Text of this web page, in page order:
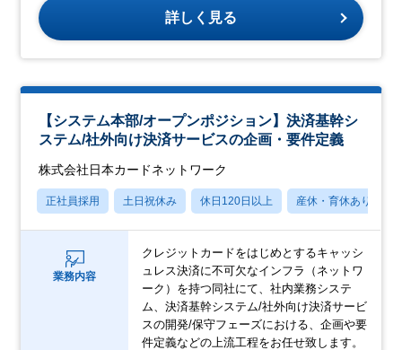
詳しく見る
【システム本部/オープンポジション】決済基幹シ
ステム/社外向け決済サービスの企画・要件定義
株式会社日本カードネットワーク
正社員採用 土日祝休み 休日120日以上 産休・育休あり
業務内容
クレジットカードをはじめとするキャッシ
ュレス決済に不可欠なインフラ（ネットワ
ーク）を持つ同社にて、社内業務システ
ム、決済基幹システム/社外向け決済サービ
スの開発/保守フェーズにおける、企画や要
件定義などの上流工程をお任せ致します。